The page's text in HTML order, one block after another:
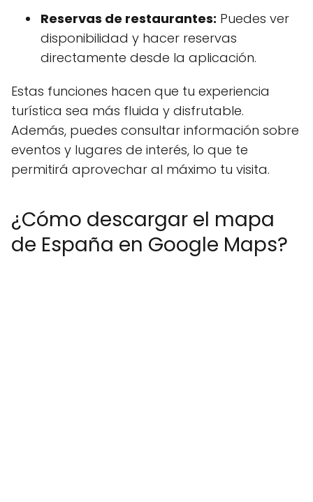
Reservas de restaurantes: Puedes ver
disponibilidad y hacer reservas
directamente desde la aplicación.
Estas funciones hacen que tu experiencia
turística sea más fluida y disfrutable.
Además, puedes consultar información sobre
eventos y lugares de interés, lo que te
permitirá aprovechar al máximo tu visita.
¿Cómo descargar el mapa
de España en Google Maps?